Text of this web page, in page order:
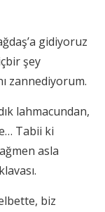
gidiyoruz
şey
zannediyorum.
lahmacundan,
Tabii ki
asla
biz